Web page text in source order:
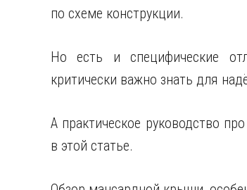
по схеме конструкции.
Но есть и специфические
критически важно знать для
А практическое руководство
в этой статье.